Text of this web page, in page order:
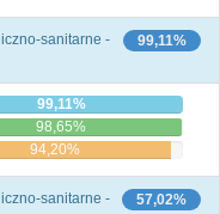
99,11%
sanitarne -
99,11%
98,65%
94,20%
57,02%
sanitarne -